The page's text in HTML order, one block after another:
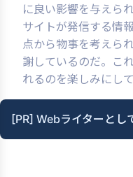
に良い影響を与えら
サイトが発信する情
点から物事を考えら
謝しているのだ。こ
れるのを楽しみにし
[PR] Webライターとし